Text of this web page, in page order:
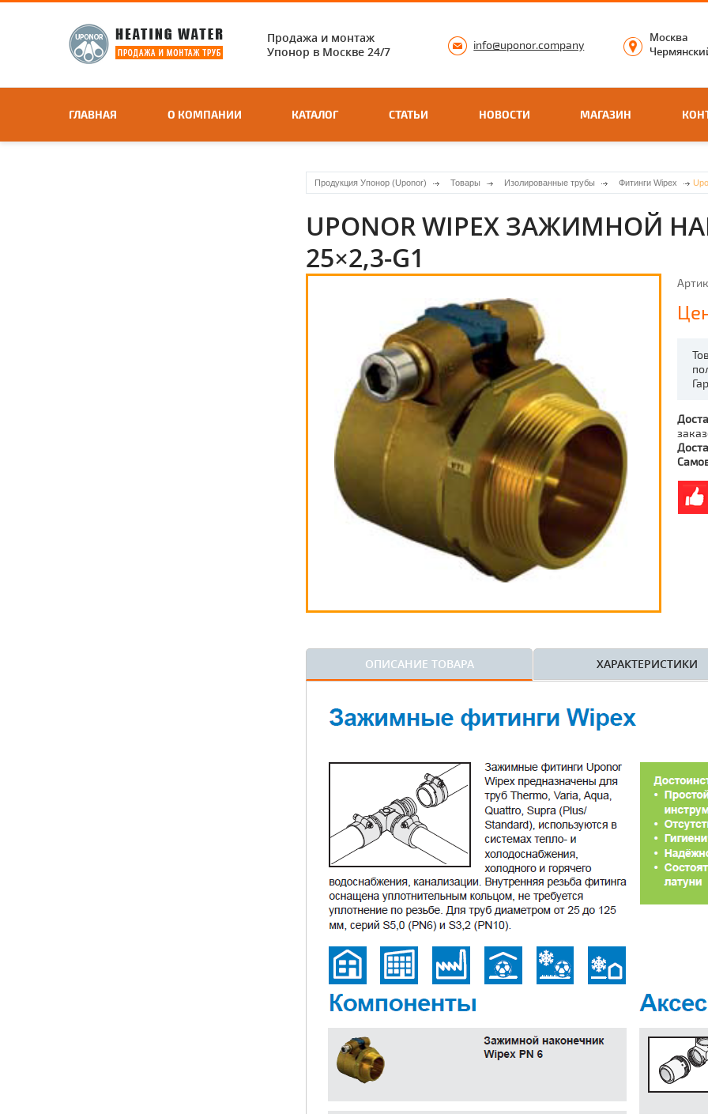
Продажа и монтаж
Упонор в Москве 24/7
info@uponor.company
Москва
ГЛАВНАЯ О КОМПАНИИ КАТАЛОГ СТАТЬИ НОВОСТИ МАГАЗИН
Продукция Упонор (Uponor) Товары Изолированные трубы Фитинги Wipex
UPONOR WIPEX ЗАЖИМНОЙ
25×2,3-G1
ОПИСАНИЕ ТОВАРА ХАРАКТЕРИСТИКИ